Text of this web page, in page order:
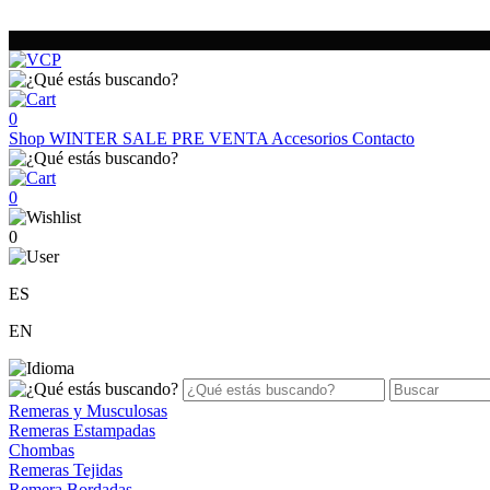
0
Shop WINTER SALE PRE VENTA Accesorios Contacto
0
0
ES
EN
Remeras y Musculosas
Remeras Estampadas
Chombas
Remeras Tejidas